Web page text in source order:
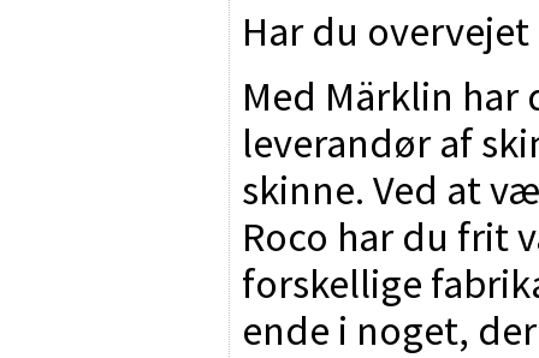
Har du
Med Märklin har
leverandør af
skinne. Ved at
Roco har du frit
forskellige
ende i noget,